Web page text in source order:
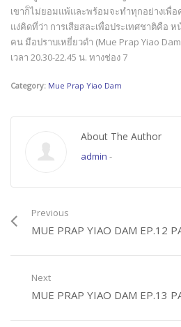
เขาก็ไม่ยอมแพ้และพร้อมจะทำทุกอย่างเพื่
แง่คิดที่ว่า การเสียสละเพื่อประเทศชาติคือ
คน มือปราบเหยี่ยวดำ (Mue Prap Yiao
เวลา 20.30-22.45 น. ทางช่อง 7
Category: Mue Prap Yiao Dam
About The Author
admin -
Previous
MUE PRAP YIAO DAM EP.12
Next
MUE PRAP YIAO DAM EP.13